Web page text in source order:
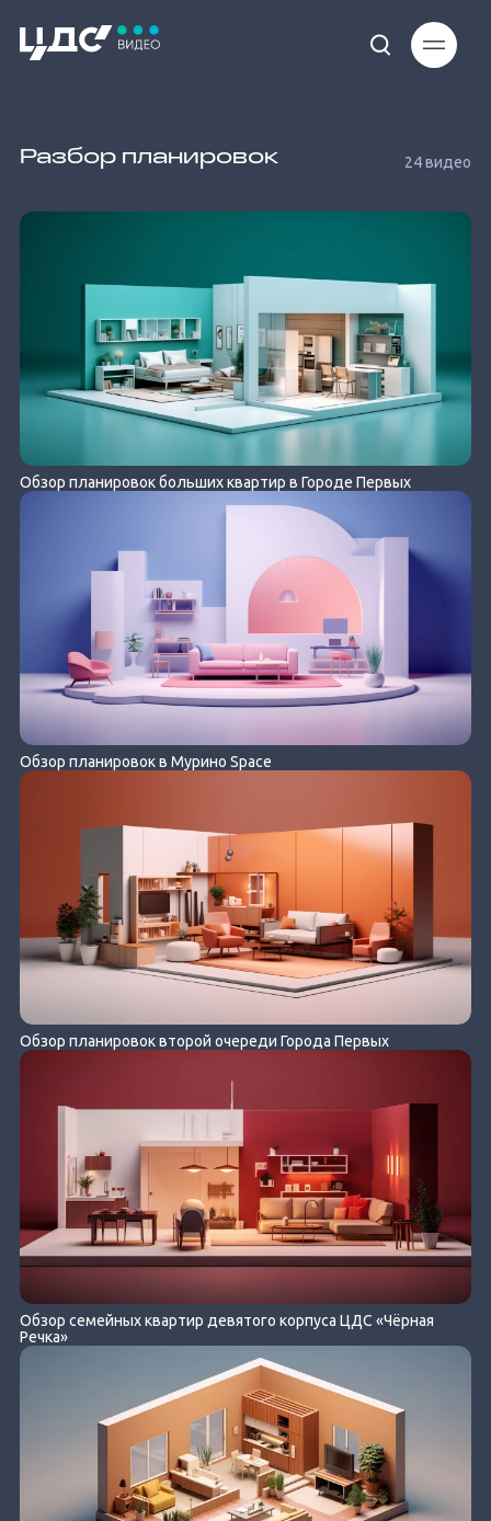
Разбор планировок 24 видео
Обзор планировок больших квартир в Городе Первых
Обзор планировок в Мурино Space
Обзор планировок второй очереди Города Первых
Обзор семейных квартир девятого корпуса ЦДС «Чёрная
Речка»